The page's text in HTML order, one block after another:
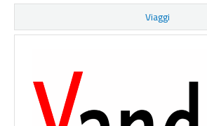
Viaggi